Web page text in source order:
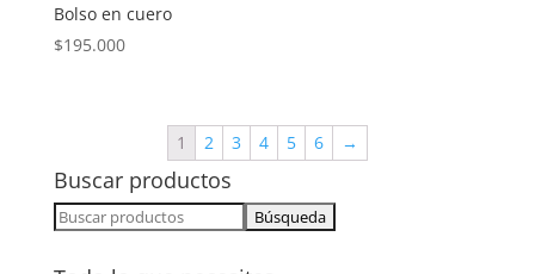
Bolso en cuero
$195.000
1 2 3 4 5 6 →
Buscar productos
Buscar: